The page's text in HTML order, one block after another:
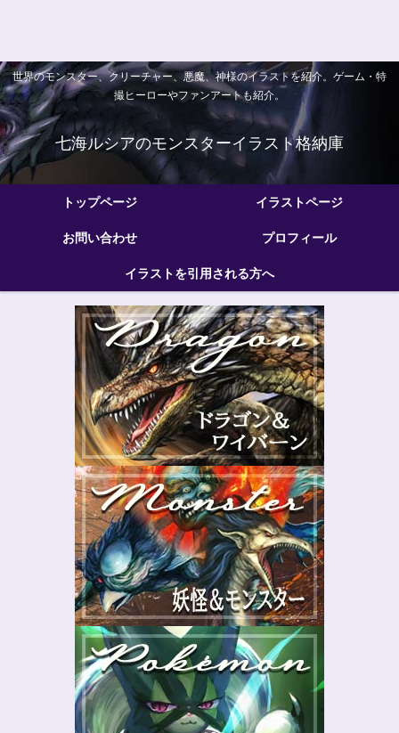
世界のモンスター、クリーチャー、悪魔、神様のイラストを紹介。ゲーム・特
撮ヒーローやファンアートも紹介。
七海ルシアのモンスターイラスト格納庫
トップページ イラストページ
お問い合わせ プロフィール
イラストを引用される方へ